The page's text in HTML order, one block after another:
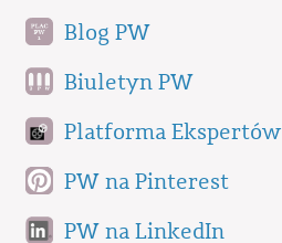
Blog PW
Biuletyn PW
Platforma Ekspertów
PW na Pinterest
PW na LinkedIn